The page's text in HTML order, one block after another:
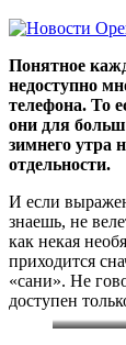
Понятное
недоступно
телефона. То
они для
зимнего утра
отдельности.
И если
знаешь, не
как некая
приходится
«сани». Не
доступен